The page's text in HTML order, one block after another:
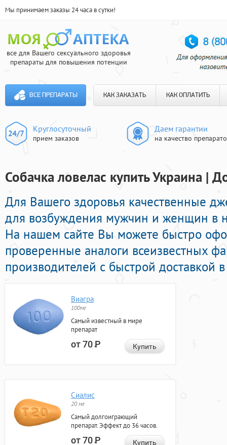
Мы принимаем заказы 24 часа в сутки!
все для Вашего сексуального здоровья
препараты для повышения потенции
ВСЕ ПРЕПАРАТЫ КАК ЗАКАЗАТЬ КАК ОПЛАТИТЬ
Круглосуточный
прием заказов
Даем гарантии
на качество
Собачка ловелас купить Украина |
Для Вашего здоровья качественные
для возбуждения мужчин и женщин в
На нашем сайте Вы можете быстро
проверенные аналоги всеизвестных
производителей с быстрой доставкой
Виагра
100мг
Самый известный в мире
препарат
от 70Р Купить
Сиалис
20 мг
Самый долгоиграющий
препарат. Эффект до 36 часов.
от 70Р Купить